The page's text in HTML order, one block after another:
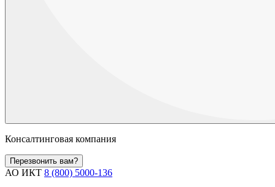
Консалтинговая компания
Перезвонить вам?
АО ИКТ 8 (800) 5000-136